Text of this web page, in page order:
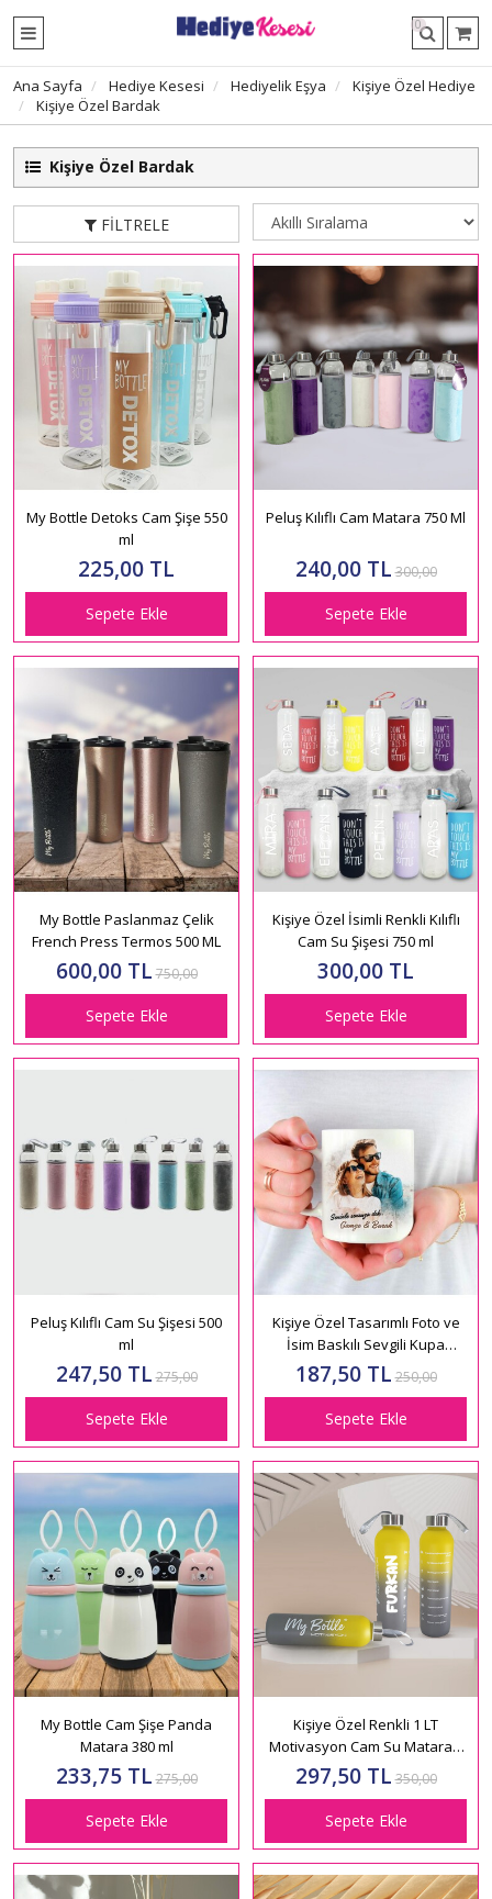
0
Ana Sayfa Hediye Kesesi Hediyelik Eşya
Kişiye Özel Hediye
Kişiye Özel Bardak
Kişiye Özel Bardak
FILTRELE
My Bottle Detoks Cam Şişe 550
ml
225,00 TL
Sepete Ekle
Peluş Kılıflı Cam Matara 750 Ml
240,00 TL 300,00
Sepete Ekle
My Bottle Paslanmaz Çelik
French Press Termos 500 ML
600,00 TL 750,00
Sepete Ekle
Kişiye Özel İsimli Renkli Kılıflı
Cam Su Şişesi 750 ml
300,00 TL
Sepete Ekle
Peluş Kılıflı Cam Su Şişesi 500
ml
247,50 TL 275,00
Sepete Ekle
Kişiye Özel Tasarımlı Foto ve
İsim Baskılı Sevgili Kupa
HK2505
187,50 TL 250,00
Sepete Ekle
My Bottle Cam Şişe Panda
Matara 380 ml
233,75 TL 275,00
Sepete Ekle
Kişiye Özel Renkli 1 LT
Motivasyon Cam Su Matarası
HK2705
297,50 TL 350,00
Sepete Ekle